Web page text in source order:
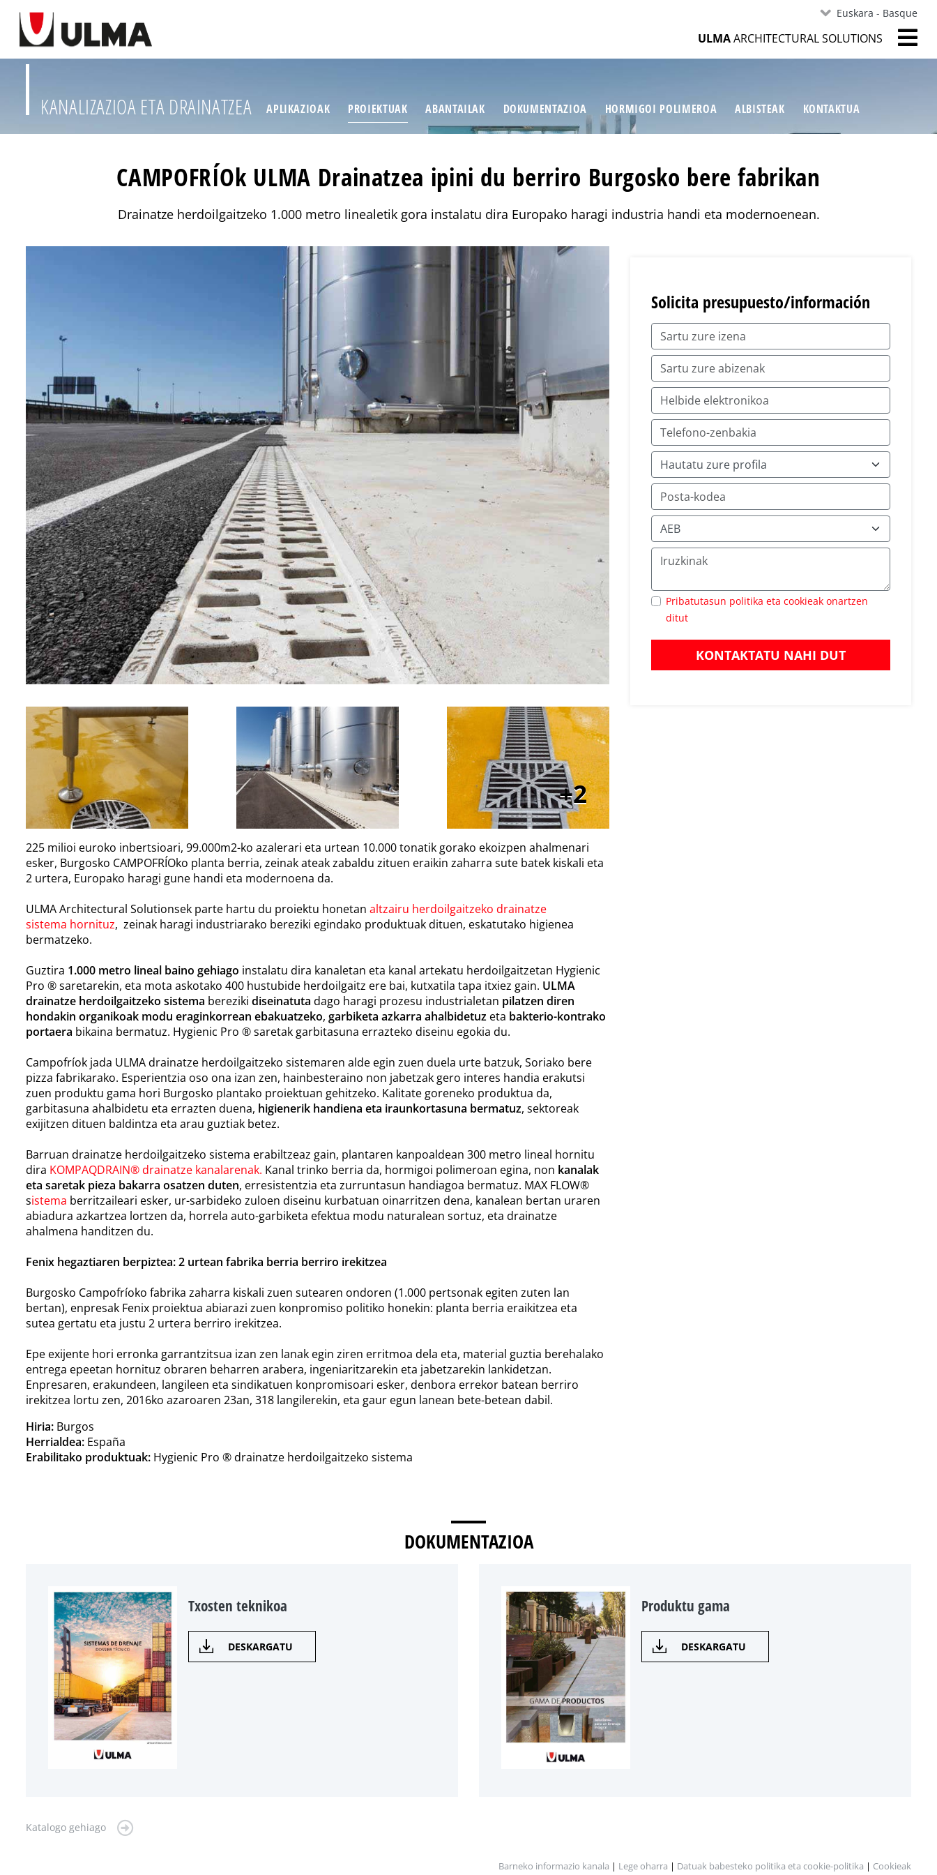
Euskara - Basque
ULMAARCHITECTURAL SOLUTIONS
KANALIZAZIOA ETA DRAINATZEA APLIKAZIOAK PROIEKTUAK ABANTAILAK DOKUMENTAZIOA HORMIGOI POLIMEROA ALBISTEAK KONTAKTUA
CAMPOFRÍOk ULMA Drainatzea ipini du berriro Burgosko bere fabrikan
Drainatze herdoilgaitzeko 1.000 metro linealetik gora instalatu dira Europako haragi industria handi eta modernoenean.
2
225 milioi euroko inbertsioari, 99.000m2-ko azalerari eta urtean 10.000 tonatik gorako ekoizpen ahalmenari
esker, Burgosko CAMPOFRÍOko planta berria, zeinak ateak zabaldu zituen eraikin zaharra sute batek kiskali eta
2 urtera, Europako haragi gune handi eta modernoena da.
ULMA Architectural Solutionsek parte hartu du proiektu honetan altzairu herdoilgaitzeko drainatze
sistema hornituz, zeinak haragi industriarako bereziki egindako produktuak dituen, eskatutako higienea
bermatzeko.
Guztira 1.000 metro lineal baino gehiago instalatu dira kanaletan eta kanal artekatu herdoilgaitzetan Hygienic
Pro ® saretarekin, eta mota askotako 400 hustubide herdoilgaitz ere bai, kutxatila tapa itxiez gain. ULMA
drainatze herdoilgaitzeko sistema bereziki diseinatuta dago haragi prozesu industrialetan pilatzen diren
hondakin organikoak modu eraginkorrean ebakuatzeko, garbiketa azkarra ahalbidetuz eta bakterio-kontrako
portaera bikaina bermatuz. Hygienic Pro ® saretak garbitasuna errazteko diseinu egokia du.
Campofríok jada ULMA drainatze herdoilgaitzeko sistemaren alde egin zuen duela urte batzuk, Soriako bere
pizza fabrikarako. Esperientzia oso ona izan zen, hainbesteraino non jabetzak gero interes handia erakutsi
zuen produktu gama hori Burgosko plantako proiektuan gehitzeko. Kalitate goreneko produktua da,
garbitasuna ahalbidetu eta errazten duena, higienerik handiena eta iraunkortasuna bermatuz, sektoreak
exijitzen dituen baldintza eta arau guztiak betez.
Barruan drainatze herdoilgaitzeko sistema erabiltzeaz gain, plantaren kanpoaldean 300 metro lineal hornitu
dira KOMPAQDRAIN®drainatze kanalarenak. Kanal trinko berria da, hormigoi polimeroan egina, non kanalak
eta saretak pieza bakarra osatzen duten, erresistentzia eta zurruntasun handiagoa bermatuz. MAX FLOW®
sistema berritzaileari esker, ur-sarbideko zuloen diseinu kurbatuan oinarritzen dena, kanalean bertan uraren
abiadura azkartzea lortzen da, horrela auto-garbiketa efektua modu naturalean sortuz, eta drainatze
ahalmena handitzen du.
Fenix hegaztiaren berpiztea: 2 urtean fabrika berria berriro irekitzea
Burgosko Campofríoko fabrika zaharra kiskali zuen sutearen ondoren (1.000 pertsonak egiten zuten lan
bertan), enpresak Fenix proiektua abiarazi zuen konpromiso politiko honekin: planta berria eraikitzea eta
sutea gertatu eta justu 2 urtera berriro irekitzea.
Epe exijente hori erronka garrantzitsua izan zen lanak egin ziren erritmoa dela eta, material guztia berehalako
entrega epeetan hornituz obraren beharren arabera, ingeniaritzarekin eta jabetzarekin lankidetzan.
Enpresaren, erakundeen, langileen eta sindikatuen konpromisoari esker, denbora errekor batean berriro
irekitzea lortu zen, 2016ko azaroaren 23an, 318 langilerekin, eta gaur egun lanean bete-betean dabil.
Hiria: Burgos
Herrialdea: España
Erabilitako produktuak: Hygienic Pro ® drainatze herdoilgaitzeko sistema
Solicita presupuesto/información
Pribatutasun politika eta cookieak onartzen
ditut
KONTAKTATU NAHI DUT
DOKUMENTAZIOA
Txosten teknikoa
DESKARGATU
Produktu gama
DESKARGATU
Katalogo gehiago
Barneko informazio kanala | Lege oharra | Datuak babesteko politika eta cookie-politika | Cookieak